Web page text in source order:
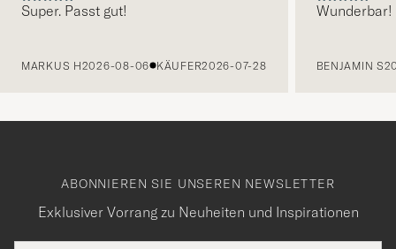
Super. Passt gut!
MARKUS H2026-08-06 KÄUFER2026-07-28
Wunderbar!
BENJAMIN S
ABONNIEREN SIE UNSEREN NEWSLETTER
Exklusiver Vorrang zu Neuheiten und Inspirationen